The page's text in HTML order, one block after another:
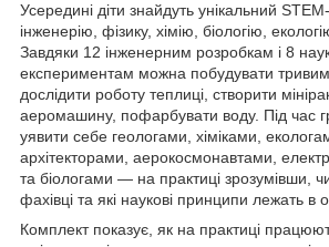
Усередині діти знайдуть унікальний
інженерію, фізику, хімію, біологію,
Завдяки 12 інженерним розробкам і 8
експериментам можна побудувати
дослідити роботу теплиці, створити
аеромашину, пофарбувати воду. Під час
уявити себе геологами, хіміками,
архітекторами, аерокосмонавтами,
та біологами — на практиці зрозумівши,
фахівці та які наукові принципи лежать в
Комплект показує, як на практиці